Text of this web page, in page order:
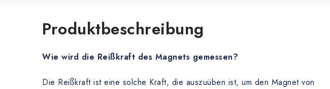
Produktbeschreibung
Wie wird die Reißkraft des Magnets gemessen?
Die Reißkraft ist eine solche Kraft, die auszuüben ist, um den Magnet von